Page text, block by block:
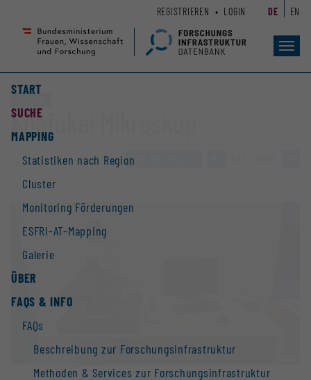
Seiteninhalt
Accesskey
Hauptnavigation
Accesskey
START
SUCHE
MAPPING
Statistiken nach Region
Cluster
Monitoring Förderungen
ESFRI-AT-Mapping
Galerie
ÜBER
FAQS & INFO
FAQs
Beschreibung zur Forschungs­infrastruktur
Methoden & Services zur Forschungs­infrastruktur
REGISTRIEREN LOGIN DE EN
Konfokal Mikroskop
ZUR ÜBERSICHT